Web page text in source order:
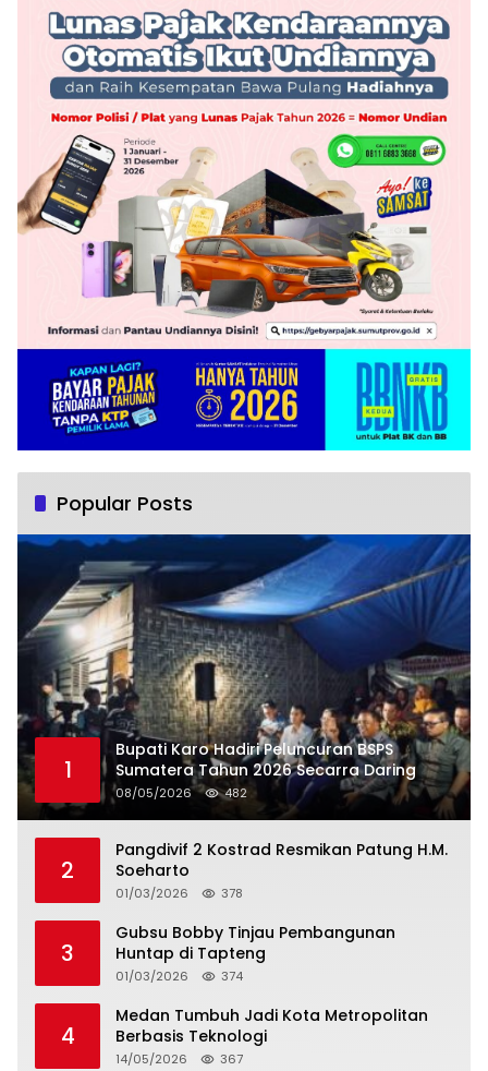
Popular Posts
1
Bupati Karo Hadiri Peluncuran BSPS
Sumatera Tahun 2026 Secarra Daring
08/05/2026 482
2
Pangdivif 2 Kostrad Resmikan Patung H.M.
Soeharto
01/03/2026 378
3
Gubsu Bobby Tinjau Pembangunan
Huntap di Tapteng
01/03/2026 374
4
Medan Tumbuh Jadi Kota Metropolitan
Berbasis Teknologi
14/05/2026 367